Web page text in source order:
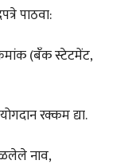
पाठवा:
(बँक स्टेटमेंट,
रक्कम द्या.
नाव,